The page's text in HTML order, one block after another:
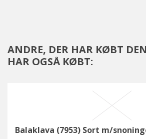
ANDRE, DER HAR KØBT
HAR OGSÅ KØBT:
Balaklava (7953) Sort m/